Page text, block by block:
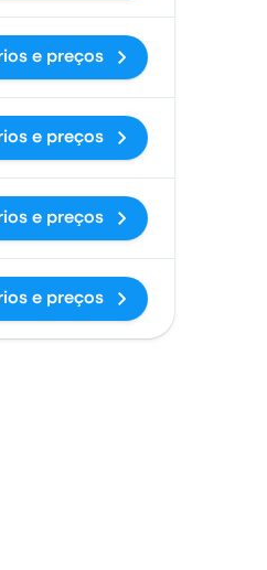
e preços
e preços
e preços
e preços